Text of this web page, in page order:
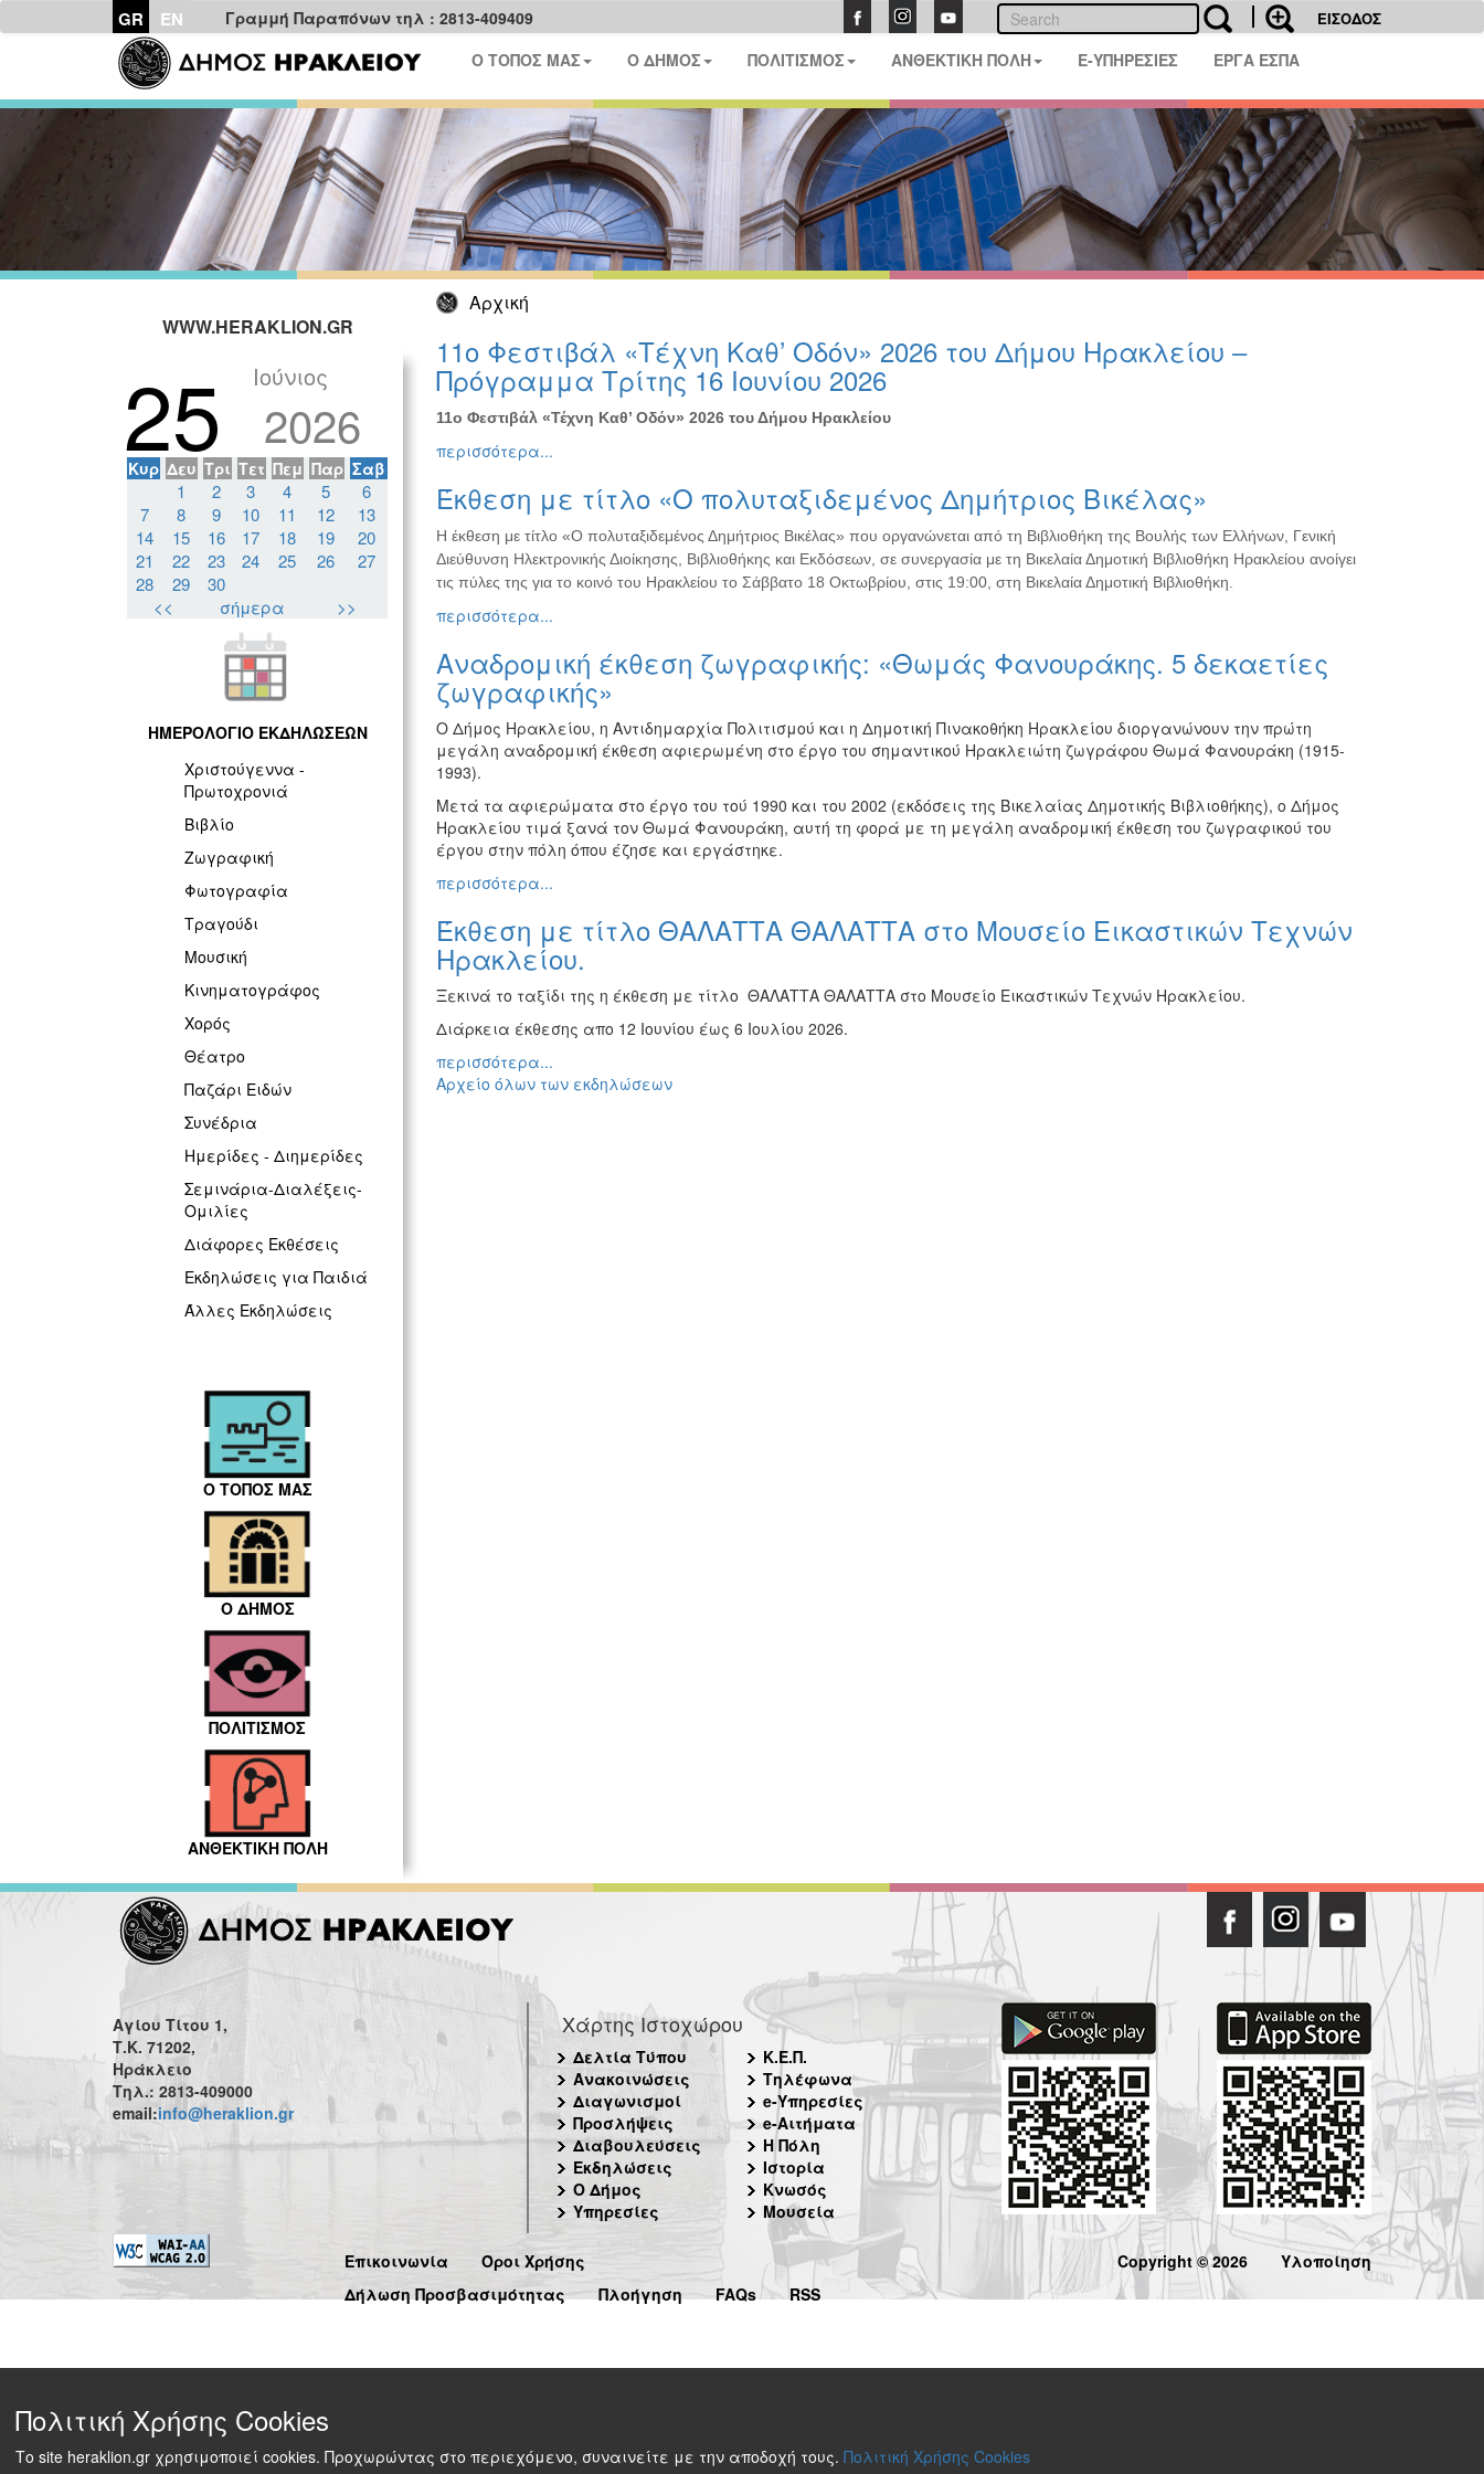
GR EN Γραμμή Παραπόνων τηλ : 2813-409409 ΕΙΣΟΔΟΣ
Ο ΤΟΠΟΣ ΜΑΣ Ο ΔΗΜΟΣ ΠΟΛΙΤΙΣΜΟΣ ΑΝΘΕΚΤΙΚΗ ΠΟΛΗ E-ΥΠΗΡΕΣΙΕΣ ΕΡΓΑ ΕΣΠΑ
Αρχική
WWW.HERAKLION.GR
25 Ιούνιος
2026
Κυρ Δευ Τρι Τετ Πεμ Παρ Σαβ
1 2 3 4 5
6
7
8 9 10 11 12
13
14
15 16 17 18 19
20
21
22 23 24 25 26
27
28
29
30
<<
σήμερα >>
ΗΜΕΡΟΛΟΓΙΟ ΕΚΔΗΛΩΣΕΩΝ
Χριστούγεννα -
Πρωτοχρονιά
Βιβλίο
Ζωγραφική
Φωτογραφία
Τραγούδι
Μουσική
Κινηματογράφος
Χορός
Θέατρο
Παζάρι Ειδών
Συνέδρια
Ημερίδες - Διημερίδες
Σεμινάρια-Διαλέξεις-
Ομιλίες
Διάφορες Εκθέσεις
Εκδηλώσεις για Παιδιά
Άλλες Εκδηλώσεις
Ο ΤΟΠΟΣ ΜΑΣ
Ο ΔΗΜΟΣ
ΠΟΛΙΤΙΣΜΟΣ
ΑΝΘΕΚΤΙΚΗ ΠΟΛΗ
11ο Φεστιβάλ «Τέχνη Καθ’ Οδόν» 2026 του Δήμου Ηρακλείου –
Πρόγραμμα Τρίτης 16 Ιουνίου 2026
11ο Φεστιβάλ «Τέχνη Καθ’ Οδόν» 2026 του Δήμου Ηρακλείου
περισσότερα...
Έκθεση με τίτλο «Ο πολυταξιδεμένος Δημήτριος Βικέλας»
Η έκθεση με τίτλο «Ο πολυταξιδεμένος Δημήτριος Βικέλας» που οργανώνεται από τη Βιβλιοθήκη της Βουλής των Ελλήνων, Γενική
Διεύθυνση Ηλεκτρονικής Διοίκησης, Βιβλιοθήκης και Εκδόσεων, σε συνεργασία με τη Βικελαία Δημοτική Βιβλιοθήκη Ηρακλείου ανοίγει
τις πύλες της για το κοινό του Ηρακλείου το Σάββατο 18 Οκτωβρίου, στις 19:00, στη Βικελαία Δημοτική Βιβλιοθήκη.
περισσότερα...
Αναδρομική έκθεση ζωγραφικής: «Θωμάς Φανουράκης. 5 δεκαετίες
ζωγραφικής»
Ο Δήμος Ηρακλείου, η Αντιδημαρχία Πολιτισμού και η Δημοτική Πινακοθήκη Ηρακλείου διοργανώνουν την πρώτη
μεγάλη αναδρομική έκθεση αφιερωμένη στο έργο του σημαντικού Ηρακλειώτη ζωγράφου Θωμά Φανουράκη (1915-
1993).
Μετά τα αφιερώματα στο έργο του τού 1990 και του 2002 (εκδόσεις της Βικελαίας Δημοτικής Βιβλιοθήκης), ο Δήμος
Ηρακλείου τιμά ξανά τον Θωμά Φανουράκη, αυτή τη φορά με τη μεγάλη αναδρομική έκθεση του ζωγραφικού του
έργου στην πόλη όπου έζησε και εργάστηκε.
περισσότερα...
Έκθεση με τίτλο ΘΑΛΑΤΤΑ ΘΑΛΑΤΤΑ στο Μουσείο Εικαστικών Τεχνών
Ηρακλείου.
Ξεκινά το ταξίδι της η έκθεση με τίτλο ΘΑΛΑΤΤΑ ΘΑΛΑΤΤΑ στο Μουσείο Εικαστικών Τεχνών Ηρακλείου.
Διάρκεια έκθεσης απο 12 Ιουνίου έως 6 Ιουλίου 2026.
περισσότερα...
Αρχείο όλων των εκδηλώσεων
Αγίου Τίτου 1,
Τ.Κ. 71202,
Ηράκλειο
Τηλ.: 2813-409000
email:info@heraklion.gr
Χάρτης Ιστοχώρου
Δελτία Τύπου
Ανακοινώσεις
Διαγωνισμοί
Προσλήψεις
Διαβουλεύσεις
Εκδηλώσεις
Ο Δήμος
Υπηρεσίες
Κ.Ε.Π.
Τηλέφωνα
e-Υπηρεσίες
e-Αιτήματα
Η Πόλη
Ιστορία
Κνωσός
Μουσεία
Επικοινωνία
Όροι Χρήσης
Δήλωση Προσβασιμότητας
Πλοήγηση FAQs RSS
Copyright © 2026 Υλοποίηση
Πολιτική Χρήσης Cookies
Το site heraklion.gr χρησιμοποιεί cookies. Προχωρώντας στο περιεχόμενο, συναινείτε με την αποδοχή τους. Πολιτική Χρήσης Cookies